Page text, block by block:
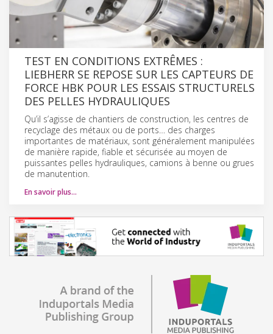
TEST EN CONDITIONS EXTRÊMES :
LIEBHERR SE REPOSE SUR LES CAPTEURS DE
FORCE HBK POUR LES ESSAIS STRUCTURELS
DES PELLES HYDRAULIQUES
Qu’il s’agisse de chantiers de construction, les centres de
recyclage des métaux ou de ports… des charges
importantes de matériaux, sont généralement manipulées
de manière rapide, fiable et sécurisée au moyen de
puissantes pelles hydrauliques, camions à benne ou grues
de manutention.
En savoir plus…